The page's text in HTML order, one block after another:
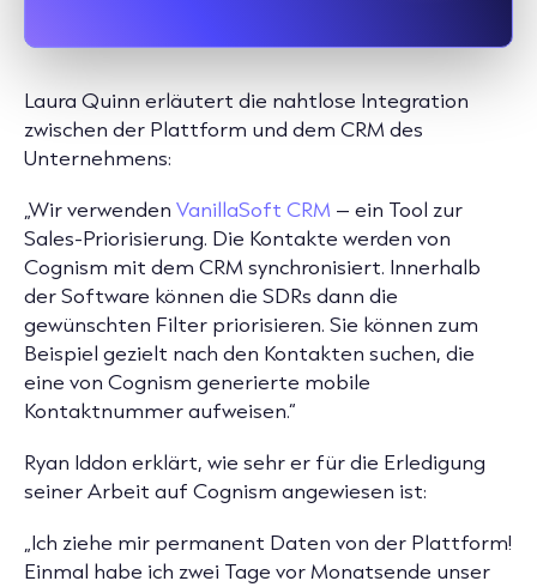
Laura Quinn erläutert die nahtlose Integration
zwischen der Plattform und dem CRM des
Unternehmens:
„Wir verwenden VanillaSoft CRM – ein Tool zur
Sales-Priorisierung. Die Kontakte werden von
Cognism mit dem CRM synchronisiert. Innerhalb
der Software können die SDRs dann die
gewünschten Filter priorisieren. Sie können zum
Beispiel gezielt nach den Kontakten suchen, die
eine von Cognism generierte mobile
Kontaktnummer aufweisen.“
Ryan Iddon erklärt, wie sehr er für die Erledigung
seiner Arbeit auf Cognism angewiesen ist:
„Ich ziehe mir permanent Daten von der Plattform!
Einmal habe ich zwei Tage vor Monatsende unser